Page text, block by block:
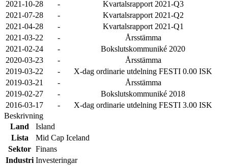
2021-10-28
-
Kvartalsrapport 2021-Q3
2021-07-28
-
Kvartalsrapport 2021-Q2
2021-04-28
-
Kvartalsrapport 2021-Q1
2021-03-22
-
Årsstämma
2021-02-24
-
Bokslutskommuniké 2020
2020-03-23
-
Årsstämma
2019-03-22
-
X-dag ordinarie utdelning FESTI 0.00 ISK
2019-03-21
-
Årsstämma
2019-02-27
-
Bokslutskommuniké 2018
2016-03-17
-
X-dag ordinarie utdelning FESTI 3.00 ISK
Beskrivning
Land
Island
Lista
Mid Cap Iceland
Sektor Finans
Industri Investeringar